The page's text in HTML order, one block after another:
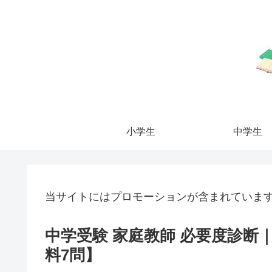
小学生 中学生
当サイトにはプロモーションが含まれていま
中学受験 家庭教師 必要度診断
料7問】